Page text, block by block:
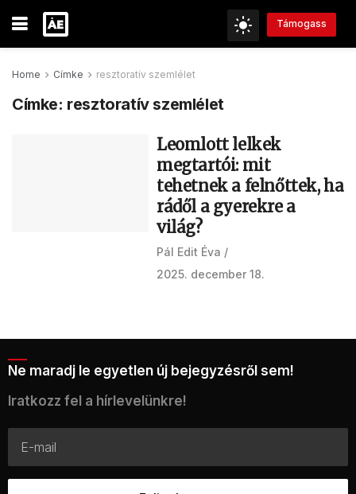
Támogass
Home Címke resztoratív szemlélet
Címke: resztoratív szemlélet
Leomlott lelkek
megtartói: mit
tehetnek a felnőttek, ha
rádől a gyerekre a
világ?
Pál Edit Éva
2025. december 18.
Ne maradj le egyetlen új bejegyzésről sem!
Iratkozz fel a hírlevelünkre!